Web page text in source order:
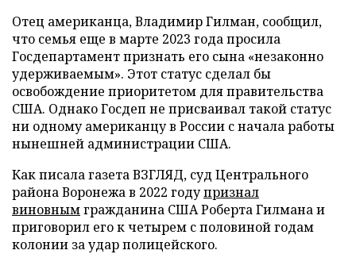
Отец американца, Владимир Гилман, сообщил,
что семья еще в марте 2023 года просила
Госдепартамент признать его сына «незаконно
удерживаемым». Этот статус сделал бы
освобождение приоритетом для правительства
США. Однако Госдеп не присваивал такой статус
ни одному американцу в России с начала работы
нынешней администрации США.
Как писала газета ВЗГЛЯД, суд Центрального
района Воронежа в 2022 годупризнал
виновнымгражданина США Роберта Гилмана и
приговорил его к четырем с половиной годам
колонии за удар полицейского.